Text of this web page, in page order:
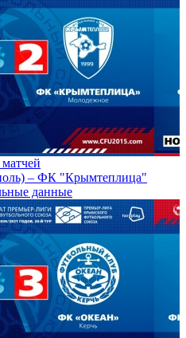
– ФК "Крымтеплица"
данные